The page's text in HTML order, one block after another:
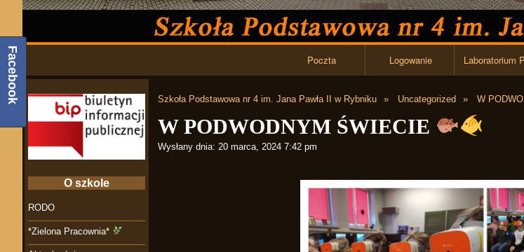
Poczta Logowanie Laboratorium
Szkoła Podstawowa nr 4 im. Jana Pawła II w Rybniku Uncategorized W
W PODWODNYM ŚWIECIE
Wysłany dnia: 20 marca, 2024 7:42 pm
O szkole
RODO
*Zielona Pracownia*
Facebook